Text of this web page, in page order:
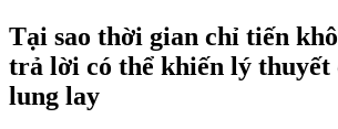
Tại sao thời gian chỉ tiến
trả lời có thể khiến lý thuyết
lung lay